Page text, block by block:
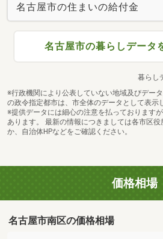
名古屋市の住まいの給付金
名古屋市の暮らしデータ
暮らし
※行政機関により公表していない地域及びデー
の政令指定都市は、市全体のデータとして表示
※提供データには細心の注意を払っております
あります。 最新の情報につきましては各市区役
か、自治体HPなどをご確認ください。
価格相場
名古屋市南区の価格相場